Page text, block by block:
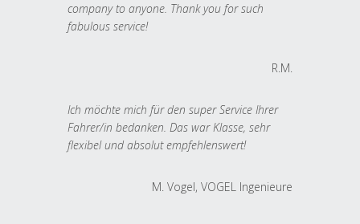
company to anyone. Thank you for such
fabulous service!
R.M.
Ich möchte mich für den super Service Ihrer
Fahrer/in bedanken. Das war Klasse, sehr
flexibel und absolut empfehlenswert!
M. Vogel, VOGEL Ingenieure